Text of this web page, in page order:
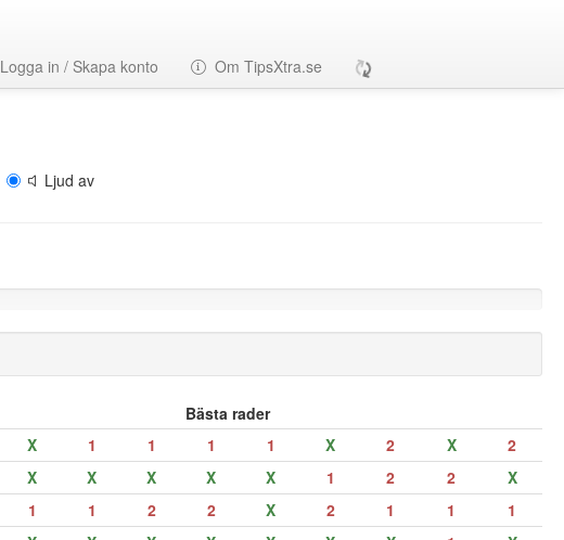
Logga in / Skapa konto Om TipsXtra.se
Ljud av
Bästa rader
X 1 1 1 1 X 2 X
2
X X X X X 1 2 2
X
1 1 2 2 X 2 1 1
1